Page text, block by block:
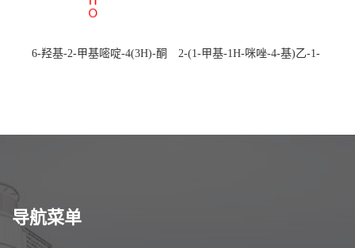
6-羟基-2-甲基嘧啶-4(3H)-酮
2-(1-甲基-1H-咪唑-4-基)乙-1-
导航菜单